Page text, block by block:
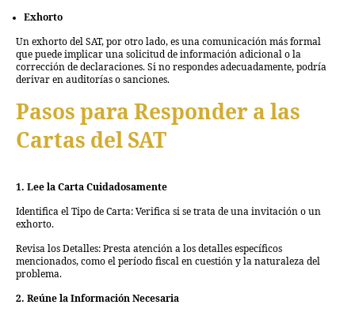
Exhorto
Un exhorto del SAT, por otro lado, es una comunicación más formal
que puede implicar una solicitud de información adicional o la
corrección de declaraciones. Si no respondes adecuadamente, podría
derivar en auditorías o sanciones.
Pasos para Responder a las
Cartas del SAT
1. Lee la Carta Cuidadosamente
Identifica el Tipo de Carta: Verifica si se trata de una invitación o un
exhorto.
Revisa los Detalles: Presta atención a los detalles específicos
mencionados, como el período fiscal en cuestión y la naturaleza del
problema.
2. Reúne la Información Necesaria